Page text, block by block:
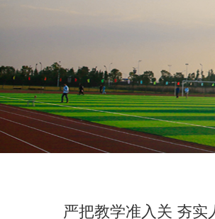
严把教学准入关 夯